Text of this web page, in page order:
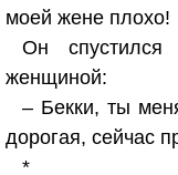
моей жене плохо!
Он
женщиной:
– Бекки, ты
дорогая, сейчас
*